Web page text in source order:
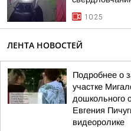
10:25
ЛЕНТА НОВОСТЕЙ
Подробнее о
участке
дошкольного
Евгения
видеоролике